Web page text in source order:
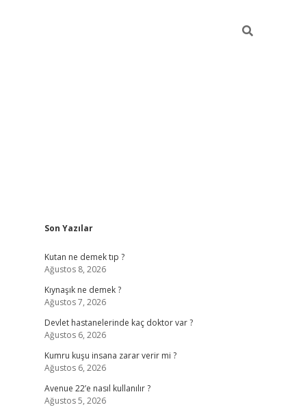
Sidebar
Son Yazılar
Kutan ne demek tıp ?
Ağustos 8, 2026
Kıynaşık ne demek ?
Ağustos 7, 2026
Devlet hastanelerinde kaç doktor var ?
Ağustos 6, 2026
Kumru kuşu insana zarar verir mi ?
Ağustos 6, 2026
Avenue 22’e nasıl kullanılır ?
Ağustos 5, 2026